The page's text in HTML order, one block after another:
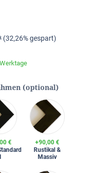
(32,26% gespart)
(optional)
€
+90,00 €
Rustikal &
Massiv